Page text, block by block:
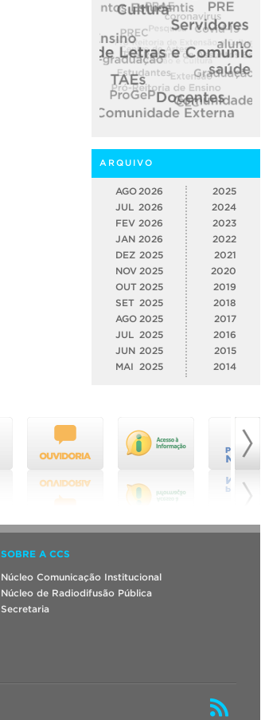
ARQUIVO
AGO 2026
JUL 2026
FEV 2026
JAN 2026
DEZ 2025
NOV 2025
OUT 2025
SET 2025
AGO 2025
JUL
2025
JUN 2025
MAI
2025
2025
2024
2023
2022
2021
2020
2019
2018
2017
2016
2015
2014
SOBRE A CCS
Núcleo Comunicação Institucional
Núcleo de Radiodifusão Pública
Secretaria